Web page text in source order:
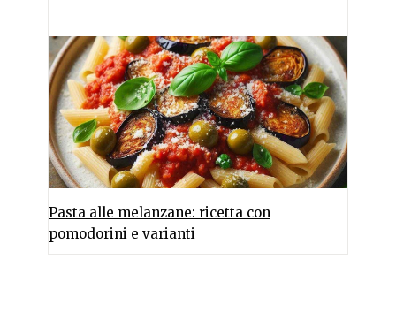
Pasta alle melanzane: ricetta con
pomodorini e varianti